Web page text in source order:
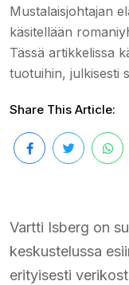
Mustalaisjohtajan
käsitellään
Tässä artikkelissa
tuotuihin, julkisesti
Share This Article:
Vartti Isberg on
keskustelussa
erityisesti